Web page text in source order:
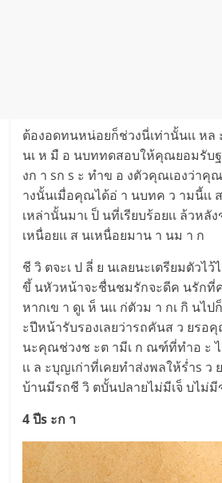
ต้องอดทนหน่อยก็ช่วงนี่เท่านั้นเเ หล
นเ ห มื อ นบททดสอบให้คุณยอมรับ
งก า sก s ะ ทำข อ งตัวคุณเองว่าคุ
างนั้นเมื่อคุณได้อ่ า นบทค ว ามนี้เเ
เหล่านั้นมาเ ป็ นที่เรียบร้อยเเ ล้วหลั
เหนื่อยเเ ส นเหนื่อยมาน า นม า ก
ชี วิ ตจะเ ป ลี่ ย นเลยนะเตรียมตัวไว้
ขึ้ นหัวหน้าจะชื่นชมรักจะดีค นรักที่ค
หากเข า ดูเ ห็ นเเ ก่ตัวม า กเ กิ นไป
ะปีหน้ารับรองเลยว่ารถคันส ว ยร
นะคุณช่วงช ะต ามีเ ก ณฑ์ที่ทำอ ะ
เเ ล ะบุญเก่าที่เคยทำส่งพลให้ร่ำs
บ้านมีรถชี วิ ตบั้นปลายไม่มีเจ็ บไม่มี
4 ปีs ะก า